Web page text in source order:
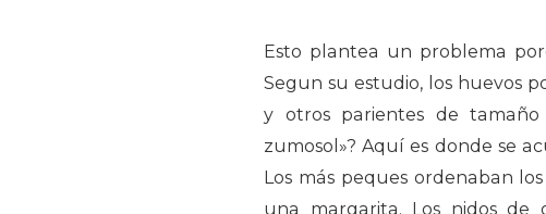
Esto plantea un problema
Segun su estudio, los huevos
y otros parientes de tamaño
zumosol»? Aquí es donde se
Los más peques ordenaban
una margarita. Los nidos de